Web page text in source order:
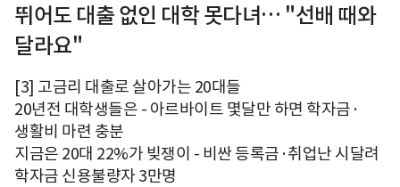
뛰어도 대출 없인 대학 못다녀… "선배 때와
달라요"
[3] 고금리 대출로 살아가는 20대들
20년전 대학생들은 - 아르바이트 몇달만 하면 학자금·
생활비 마련 충분
지금은 20대 22%가 빚쟁이 - 비싼 등록금·취업난 시달려
학자금 신용불량자 3만명